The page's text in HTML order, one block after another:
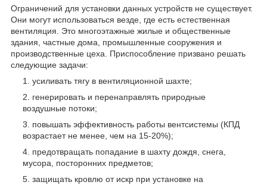
Ограничений для установки данных устройств не существует.
Они могут использоваться везде, где есть естественная
вентиляция. Это многоэтажные жилые и общественные
здания, частные дома, промышленные сооружения и
производственные цеха. Приспособление призвано решать
следующие задачи:
усиливать тягу в вентиляционной шахте;
генерировать и перенаправлять природные
воздушные потоки;
повышать эффективность работы вентсистемы (КПД
возрастает не менее, чем на 15-20%);
предотвращать попадание в шахту дождя, снега,
мусора, посторонних предметов;
защищать кровлю от искр при установке на